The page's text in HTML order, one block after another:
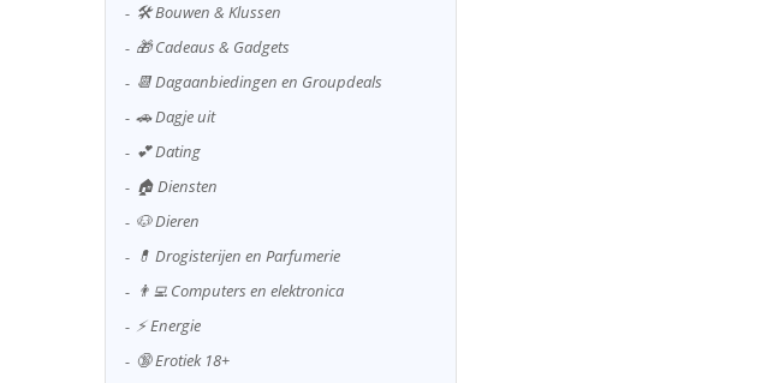
🛠️ Bouwen & Klussen
🎁 Cadeaus & Gadgets
📆 Dagaanbiedingen en Groupdeals
🚗 Dagje uit
💕 Dating
🏠 Diensten
🐶 Dieren
💊 Drogisterijen en Parfumerie
👨‍💻 Computers en elektronica
⚡ Energie
🔞 Erotiek 18+